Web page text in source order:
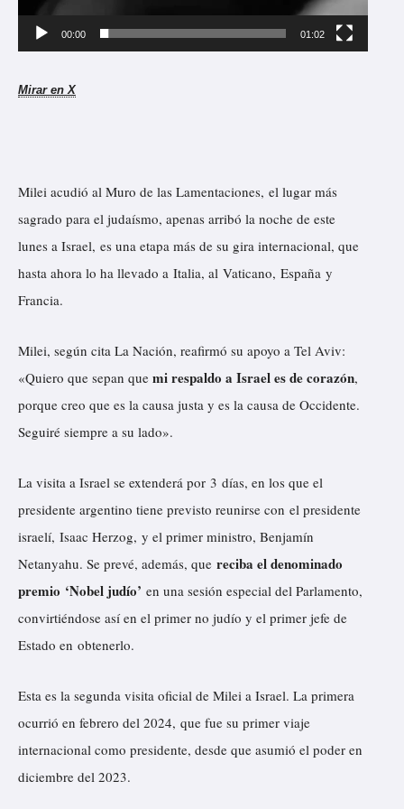
00:00 01:02
Mirar en X
Milei acudió al Muro de las Lamentaciones, el lugar más
sagrado para el judaísmo, apenas arribó la noche de este
lunes a Israel, es una etapa más de su gira internacional, que
hasta ahora lo ha llevado a Italia, al Vaticano, España y
Francia.
Milei, según cita La Nación, reafirmó su apoyo a Tel Aviv:
«Quiero que sepan que mi respaldo a Israel es de corazón,
porque creo que es la causa justa y es la causa de Occidente.
Seguiré siempre a su lado».
La visita a Israel se extenderá por 3 días, en los que el
presidente argentino tiene previsto reunirse con el presidente
israelí, Isaac Herzog, y el primer ministro, Benjamín
Netanyahu. Se prevé, además, que reciba el denominado
premio ‘Nobel judío’ en una sesión especial del Parlamento,
convirtiéndose así en el primer no judío y el primer jefe de
Estado en obtenerlo.
Esta es la segunda visita oficial de Milei a Israel. La primera
ocurrió en febrero del 2024, que fue su primer viaje
internacional como presidente, desde que asumió el poder en
diciembre del 2023.